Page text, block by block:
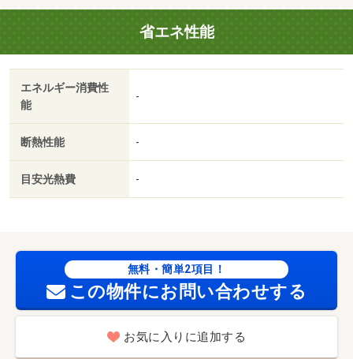
省エネ性能
エネルギー消費性
能
-
断熱性能 -
目安光熱費 -
無料・簡単2項目！
この物件にお問い合わせする
お気に入りに追加する